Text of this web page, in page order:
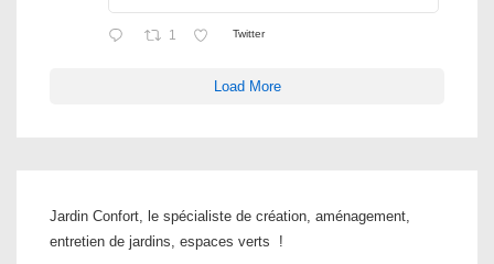
1 Twitter
Load More
Jardin Confort, le spécialiste de création, aménagement,
entretien de jardins, espaces verts !